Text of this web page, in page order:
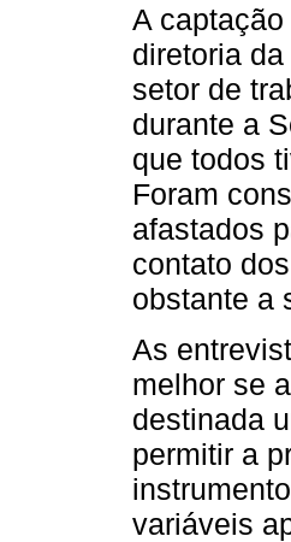
A
diretoria
setor de
durante a
que todos
Foram
afastados
contato
obstante a
As
melhor se
destinada
permitir a
variáveis